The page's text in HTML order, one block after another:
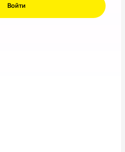
Войти